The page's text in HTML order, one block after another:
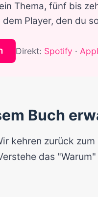
Thema, fünf bis
Player, den du
Direkt: Spotify ·
Buch
kehren zurück
das